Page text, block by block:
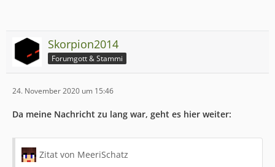
Skorpion2014
Forumgott & Stammi
24. November 2020 um 15:46
Da meine Nachricht zu lang war, geht es hier weiter:
Zitat von MeeriSchatz